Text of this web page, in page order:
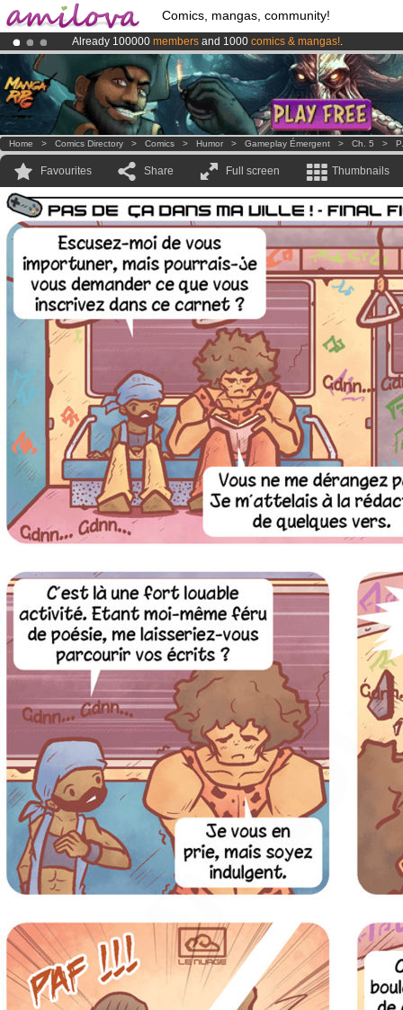
Comics, mangas, community!
Already 100000 members and 1000 comics & mangas!.
AmilovaKickstarter is now LIVE!.
Premium membership from3.95 euros per month !Get membership
Home > Comics Directory > Comics > Humor > Gameplay Émergent > Ch. 5 >
Favourites Share Full screen Thumbnails